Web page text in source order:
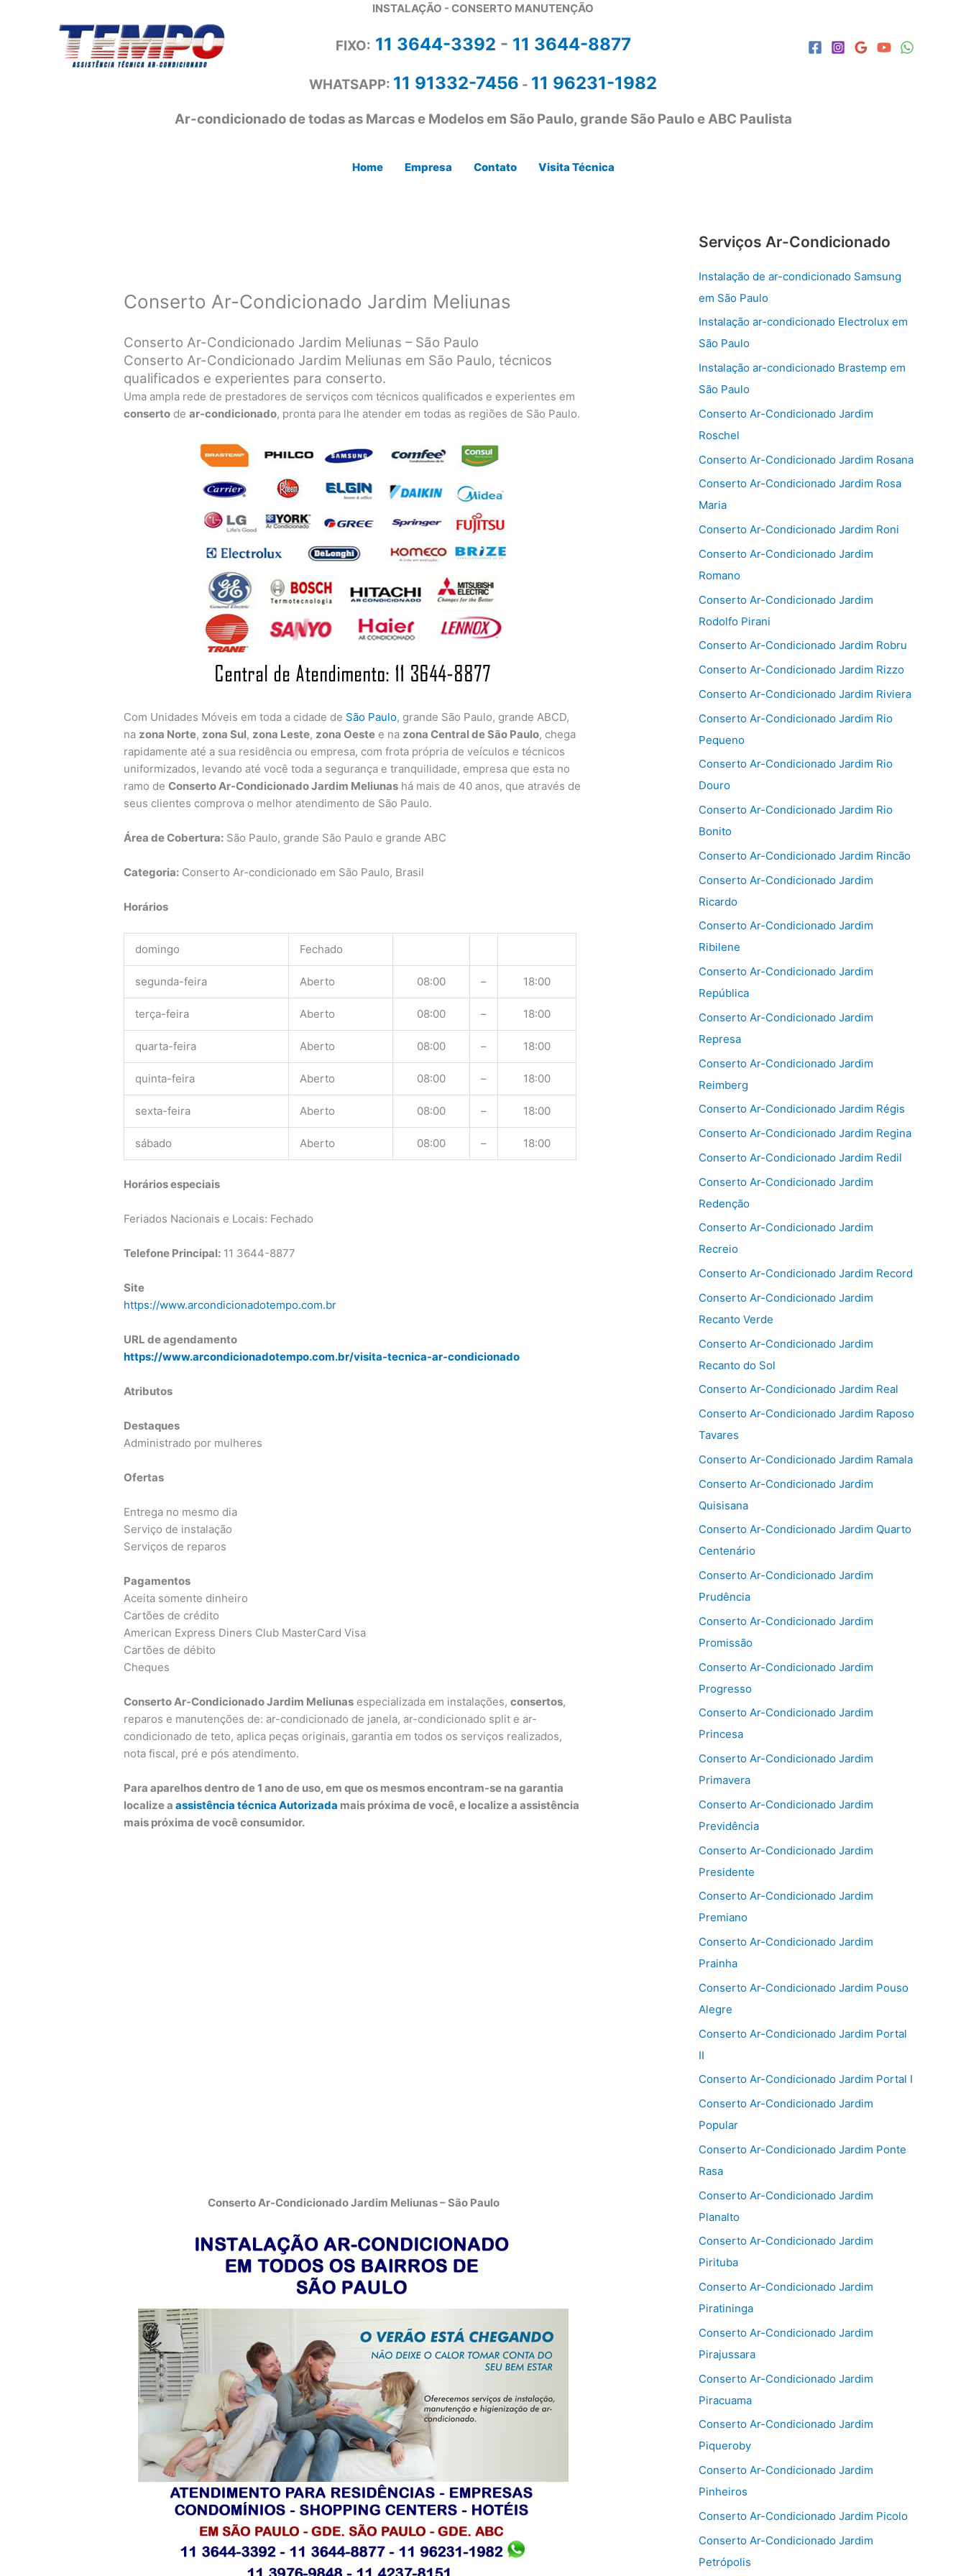
INSTALAÇÃO - CONSERTO MANUTENÇÃO
FIXO: 11 3644-3392 - 11 3644-8877
WHATSAPP: 11 91332-7456 - 11 96231-1982
Ar-condicionado de todas as Marcas e Modelos em São Paulo, grande São Paulo e ABC Paulista
Home Empresa Contato Visita Técnica
Conserto Ar-Condicionado Jardim Meliunas
Conserto Ar-Condicionado Jardim Meliunas – São Paulo
Conserto Ar-Condicionado Jardim Meliunas em São Paulo, técnicos
qualificados e experientes para conserto.
Uma ampla rede de prestadores de serviços com técnicos qualificados e experientes em
conserto dear-condicionado, pronta para lhe atender em todas as regiões de São Paulo.
Com Unidades Móveis em toda a cidade de São Paulo, grande São Paulo, grande ABCD,
na zona Norte, zona Sul, zona Leste, zona Oeste e na zona Central de São Paulo, chega
rapidamente até a sua residência ou empresa, com frota própria de veículos e técnicos
uniformizados, levando até você toda a segurança e tranquilidade, empresa que esta no
ramo deConserto Ar-Condicionado Jardim Meliunas há mais de 40 anos, que através de
seus clientes comprova o melhor atendimento de São Paulo.
Área de Cobertura: São Paulo, grande São Paulo e grande ABC
Categoria: Conserto Ar-condicionado em São Paulo, Brasil
Horários
domingo Fechado
segunda-feira Aberto 08:00 – 18:00
terça-feira Aberto 08:00 – 18:00
quarta-feira Aberto 08:00 – 18:00
quinta-feira Aberto 08:00 – 18:00
sexta-feira Aberto 08:00 – 18:00
sábado Aberto 08:00 – 18:00
Horários especiais
Feriados Nacionais e Locais: Fechado
Telefone Principal: 11 3644-8877
Site
https://www.arcondicionadotempo.com.br
URL de agendamento
https://www.arcondicionadotempo.com.br/visita-tecnica-ar-condicionado
Atributos
Destaques
Administrado por mulheres
Ofertas
Entrega no mesmo dia
Serviço de instalação
Serviços de reparos
Pagamentos
Aceita somente dinheiro
Cartões de crédito
American Express Diners Club MasterCard Visa
Cartões de débito
Cheques
Conserto Ar-Condicionado Jardim Meliunas especializada em instalações,consertos,
reparos e manutenções de: ar-condicionado de janela, ar-condicionado split e ar-
condicionado de teto, aplica peças originais, garantia em todos os serviços realizados,
nota fiscal, pré e pós atendimento.
Para aparelhos dentro de 1 ano de uso, em que os mesmos encontram-se na garantia
localize aassistência técnica Autorizada mais próxima de você, e localize a assistência
mais próxima de você consumidor.
Conserto Ar-Condicionado Jardim Meliunas – São Paulo
Serviços Ar-Condicionado
Instalação de ar-condicionado Samsung
em São Paulo
Instalação ar-condicionado Electrolux em
São Paulo
Instalação ar-condicionado Brastemp em
São Paulo
Conserto Ar-Condicionado Jardim
Roschel
Conserto Ar-Condicionado Jardim Rosana
Conserto Ar-Condicionado Jardim Rosa
Maria
Conserto Ar-Condicionado Jardim Roni
Conserto Ar-Condicionado Jardim
Romano
Conserto Ar-Condicionado Jardim
Rodolfo Pirani
Conserto Ar-Condicionado Jardim Robru
Conserto Ar-Condicionado Jardim Rizzo
Conserto Ar-Condicionado Jardim Riviera
Conserto Ar-Condicionado Jardim Rio
Pequeno
Conserto Ar-Condicionado Jardim Rio
Douro
Conserto Ar-Condicionado Jardim Rio
Bonito
Conserto Ar-Condicionado Jardim Rincão
Conserto Ar-Condicionado Jardim
Ricardo
Conserto Ar-Condicionado Jardim
Ribilene
Conserto Ar-Condicionado Jardim
República
Conserto Ar-Condicionado Jardim
Represa
Conserto Ar-Condicionado Jardim
Reimberg
Conserto Ar-Condicionado Jardim Régis
Conserto Ar-Condicionado Jardim Regina
Conserto Ar-Condicionado Jardim Redil
Conserto Ar-Condicionado Jardim
Redenção
Conserto Ar-Condicionado Jardim
Recreio
Conserto Ar-Condicionado Jardim Record
Conserto Ar-Condicionado Jardim
Recanto Verde
Conserto Ar-Condicionado Jardim
Recanto do Sol
Conserto Ar-Condicionado Jardim Real
Conserto Ar-Condicionado Jardim Raposo
Tavares
Conserto Ar-Condicionado Jardim Ramala
Conserto Ar-Condicionado Jardim
Quisisana
Conserto Ar-Condicionado Jardim Quarto
Centenário
Conserto Ar-Condicionado Jardim
Prudência
Conserto Ar-Condicionado Jardim
Promissão
Conserto Ar-Condicionado Jardim
Progresso
Conserto Ar-Condicionado Jardim
Princesa
Conserto Ar-Condicionado Jardim
Primavera
Conserto Ar-Condicionado Jardim
Previdência
Conserto Ar-Condicionado Jardim
Presidente
Conserto Ar-Condicionado Jardim
Premiano
Conserto Ar-Condicionado Jardim
Prainha
Conserto Ar-Condicionado Jardim Pouso
Alegre
Conserto Ar-Condicionado Jardim Portal
II
Conserto Ar-Condicionado Jardim Portal I
Conserto Ar-Condicionado Jardim
Popular
Conserto Ar-Condicionado Jardim Ponte
Rasa
Conserto Ar-Condicionado Jardim
Planalto
Conserto Ar-Condicionado Jardim
Pirituba
Conserto Ar-Condicionado Jardim
Piratininga
Conserto Ar-Condicionado Jardim
Pirajussara
Conserto Ar-Condicionado Jardim
Piracuama
Conserto Ar-Condicionado Jardim
Piqueroby
Conserto Ar-Condicionado Jardim
Pinheiros
Conserto Ar-Condicionado Jardim Picolo
Conserto Ar-Condicionado Jardim
Petrópolis